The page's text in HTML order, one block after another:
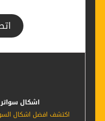
اشكال
اكتشف افضل اشكال